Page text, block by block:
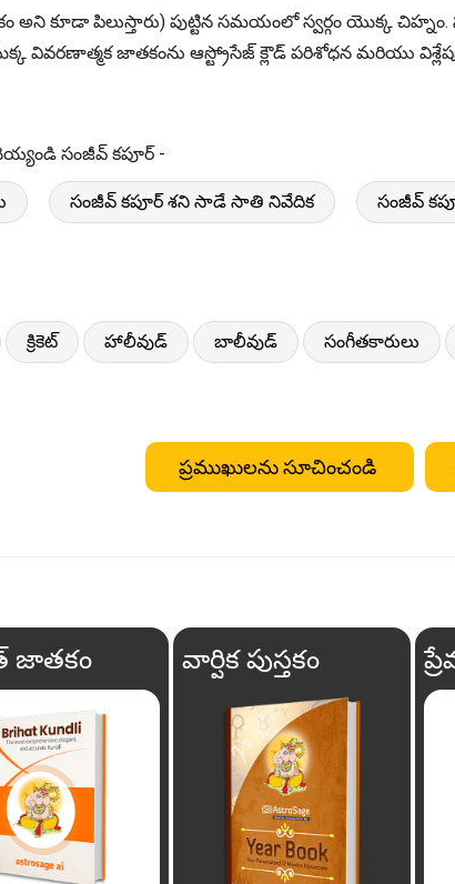
అని కూడా పిలుస్తారు) పుట్టిన సమయంలో స్వర్గం యొక్క
వివరణాత్మక జాతకంను ఆస్ట్రోసేజ్ క్లౌడ్ పరిశోధన మరియు
సంజీవ్ కపూర్ -
సంజీవ్ కపూర్ శని సాడే సాతి నివేదిక సంజీవ్
క్రికెట్ హాలీవుడ్ బాలీవుడ్ సంగీతకారులు
ప్రముఖులను సూచించండి
జాతకం వార్షిక పుస్తకం